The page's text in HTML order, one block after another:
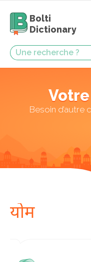
Bolti
Dictionary
Besoin d’autre
योम